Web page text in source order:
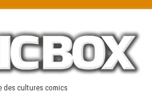
des cultures comics